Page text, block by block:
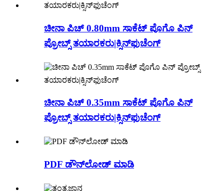
ಚೀನಾ ಪಿಚ್ 0.80mm ಸಾಕೆಟ್ ಪೊಗೊ ಪಿನ್
ಪ್ರೋಬ್ಸ್ ತಯಾರಕರು|ಕ್ಸಿನ್‌ಫುಚೆಂಗ್
ಚೀನಾ ಪಿಚ್ 0.35mm ಸಾಕೆಟ್ ಪೊಗೊ ಪಿನ್
ಪ್ರೋಬ್ಸ್ ತಯಾರಕರು|ಕ್ಸಿನ್‌ಫುಚೆಂಗ್
PDF ಡೌನ್‌ಲೋಡ್ ಮಾಡಿ